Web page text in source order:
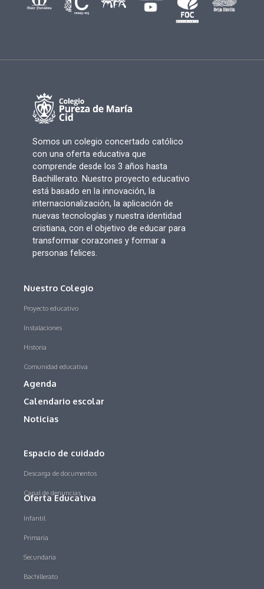
Somos un colegio concertado católico
con una oferta educativa que
comprende desde los 3 años hasta
Bachillerato. Nuestro proyecto educativo
está basado en la innovación, la
internacionalización, la aplicación de
nuevas tecnologías y nuestra identidad
cristiana, con el objetivo de educar para
transformar corazones y formar a
personas felices.
Nuestro Colegio
Proyecto educativo
Instalaciones
Historia
Comunidad educativa
Agenda
Calendario escolar
Noticias
Espacio de cuidado
Descarga de documentos
Canal de denuncias
Oferta Educativa
Infantil
Primaria
Secundaria
Bachillerato